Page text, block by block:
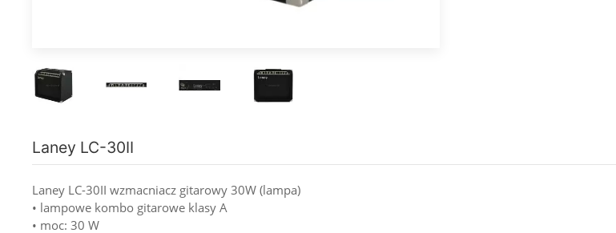
Laney LC-30II
Laney LC-30II wzmacniacz gitarowy 30W (lampa)
• lampowe kombo gitarowe klasy A
• moc: 30 W